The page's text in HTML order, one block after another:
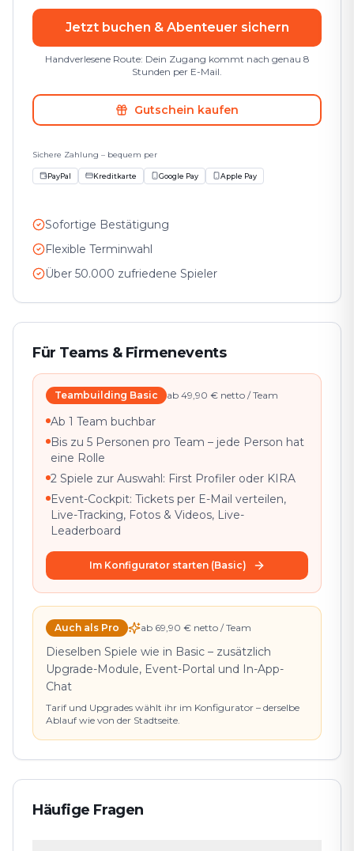
Jetzt buchen & Abenteuer sichern
Handverlesene Route: Dein Zugang kommt nach genau 8
Stunden per E-Mail.
Gutschein kaufen
Sichere Zahlung – bequem per
PayPal Kreditkarte Google Pay Apple Pay
Sofortige Bestätigung
Flexible Terminwahl
Über 50.000 zufriedene Spieler
Für Teams & Firmenevents
Teambuilding Basic ab 49,90 € netto / Team
Ab 1 Team buchbar
Bis zu 5 Personen pro Team – jede Person hat
eine Rolle
2 Spiele zur Auswahl: First Profiler oder KIRA
Event-Cockpit: Tickets per E-Mail verteilen,
Live-Tracking, Fotos & Videos, Live-
Leaderboard
Im Konfigurator starten (Basic)
Auch als Pro ab 69,90 € netto / Team
Dieselben Spiele wie in Basic – zusätzlich
Upgrade-Module, Event-Portal und In-App-
Chat
Tarif und Upgrades wählt ihr im Konfigurator – derselbe
Ablauf wie von der Stadtseite.
Häufige Fragen